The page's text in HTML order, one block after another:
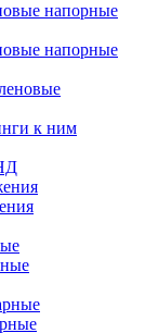
напорные
напорные
к ним